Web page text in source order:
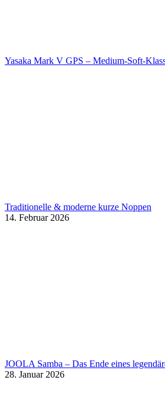
Yasaka Mark V GPS – Medium-Soft-
Traditionelle & moderne kurze Noppen
14. Februar 2026
JOOLA Samba – Das Ende eines
28. Januar 2026